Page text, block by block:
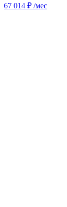
67 014 ₽ /мес